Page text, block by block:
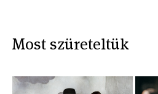
Most szüreteltük